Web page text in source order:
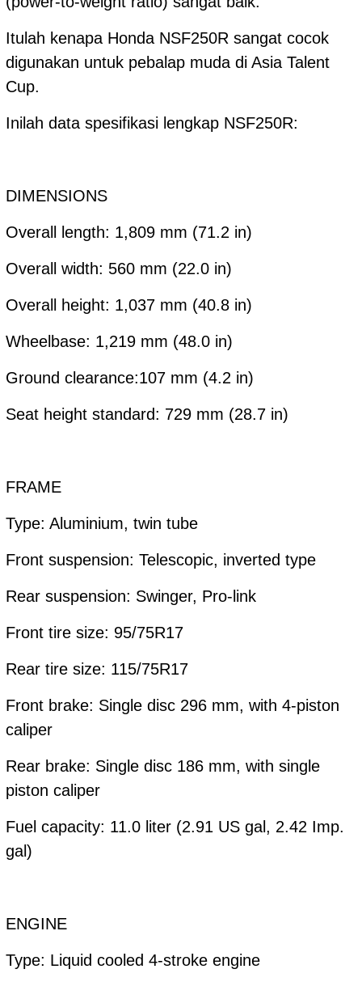
Itulah kenapa Honda NSF250R sangat cocok
digunakan untuk pebalap muda di Asia Talent
Cup.
Inilah data spesifikasi lengkap NSF250R:
DIMENSIONS
Overall length: 1,809 mm (71.2 in)
Overall width: 560 mm (22.0 in)
Overall height: 1,037 mm (40.8 in)
Wheelbase: 1,219 mm (48.0 in)
Ground clearance:107 mm (4.2 in)
Seat height standard: 729 mm (28.7 in)
FRAME
Type: Aluminium, twin tube
Front suspension: Telescopic, inverted type
Rear suspension: Swinger, Pro-link
Front tire size: 95/75R17
Rear tire size: 115/75R17
Front brake: Single disc 296 mm, with 4-piston
caliper
Rear brake: Single disc 186 mm, with single
piston caliper
Fuel capacity: 11.0 liter (2.91 US gal, 2.42 Imp.
gal)
ENGINE
Type: Liquid cooled 4-stroke engine